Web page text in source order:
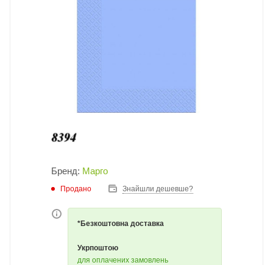
Бренд: Марго
Продано Знайшли дешевше?
*Безкоштовна доставка
Укрпоштою
для оплачених замовлень